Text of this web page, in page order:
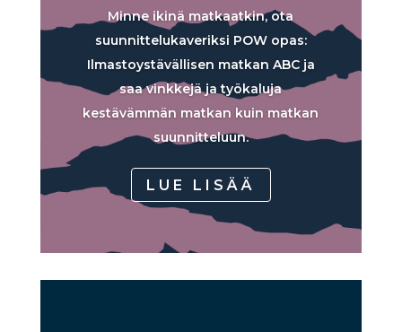
Minne ikinä matkaatkin, ota
suunnittelukaveriksi POW opas:
Ilmastoystävällisen matkan ABC ja
saa vinkkejä ja työkaluja
kestävämmän matkan kuin matkan
suunnitteluun.
LUE LISÄÄ